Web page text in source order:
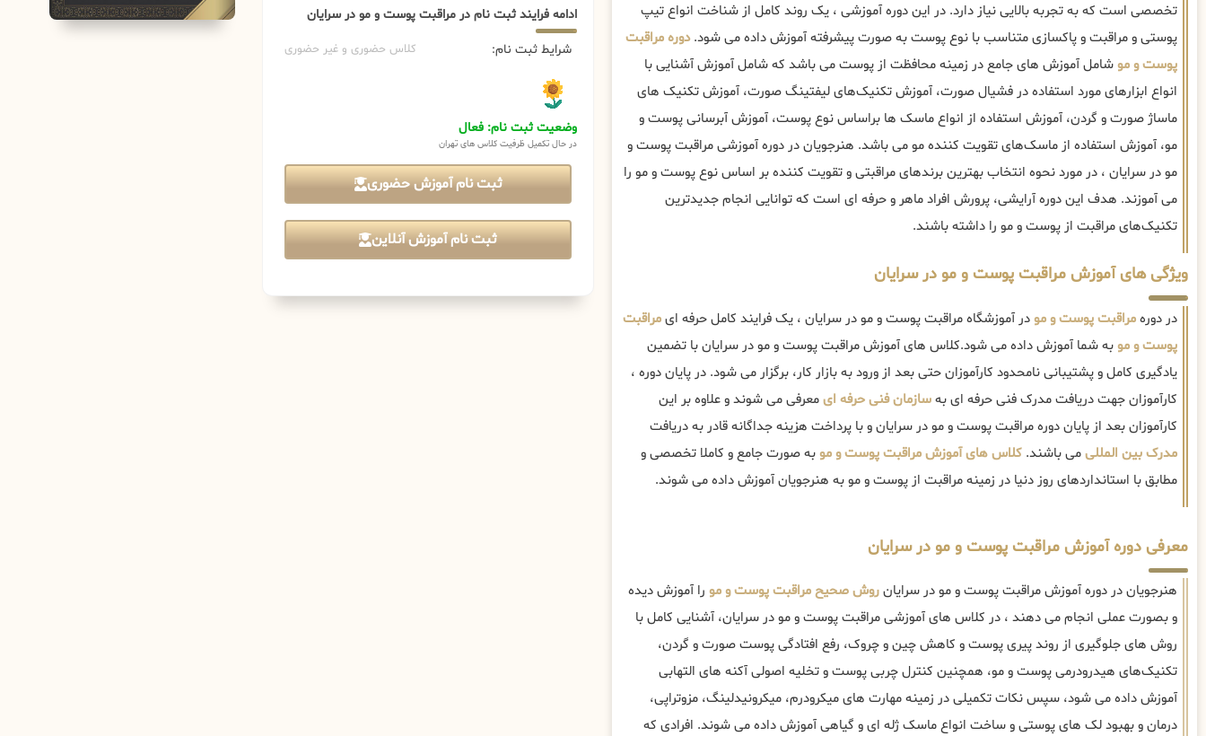
تخصصی است که به تجربه بالایی نیاز دارد. در این دوره آموزشی ، یک روند کامل از شناخت انواع تیپ
پوستی و مراقبت و پاکسازی متناسب با نوع پوست به صورت پیشرفته آموزش داده می شود.دوره مراقبت
پوست و موشامل آموزش های جامع در زمینه محافظت از پوست می باشد که شامل آموزش آشنایی با
انواع ابزارهای مورد استفاده در فشیال صورت، آموزش تکنیک‌های لیفتینگ صورت، آموزش تکنیک های
ماساژ صورت و گردن، آموزش استفاده از انواع ماسک ها براساس نوع پوست، آموزش آبرسانی پوست و
مو، آموزش استفاده از ماسک‌های تقویت کننده مو می باشد. هنرجویان در دوره آموزشی مراقبت پوست و
مو در سرایان ، در مورد نحوه انتخاب بهترین برندهای مراقبتی و تقویت کننده بر اساس نوع پوست و مو را
می آموزند. هدف این دوره آرایشی، پرورش افراد ماهر و حرفه ای است که توانایی انجام جدیدترین
تکنیک‌های مراقبت از پوست و مو را داشته باشند.
ویژگی های آموزش مراقبت پوست و مو در سرایان
در دورهمراقبت پوست و مودر آموزشگاه مراقبت پوست و مو در سرایان ، یک فرایند کامل حرفه ایمراقبت
پوست و موبه شما آموزش داده می شود.کلاس های آموزش مراقبت پوست و مو در سرایان با تضمین
یادگیری کامل و پشتیبانی نامحدود کارآموزان حتی بعد از ورود به بازار کار، برگزار می شود. در پایان دوره ،
کارآموزان جهت دریافت مدرک فنی حرفه ای بهسازمان فنی حرفه ایمعرفی می شوند و علاوه بر این
کارآموزان بعد از پایان دوره مراقبت پوست و مو در سرایان و با پرداخت هزینه جداگانه قادر به دریافت
مدرک بین المللیمی باشند. کلاس های آموزش مراقبت پوست و موبه صورت جامع و کاملا تخصصی و
مطابق با استانداردهای روز دنیا در زمینه مراقبت از پوست و مو به هنرجویان آموزش داده می شوند.
معرفی دوره آموزش مراقبت پوست و مو در سرایان
هنرجویان در دوره آموزش مراقبت پوست و مو در سرایانروش صحیح مراقبت پوست و مو را آموزش دیده
و بصورت عملی انجام می دهند ، در کلاس های آموزشی مراقبت پوست و مو در سرایان، آشنایی کامل با
روش های جلوگیری از روند پیری پوست و کاهش چین و چروک، رفع افتادگی پوست صورت و گردن،
تکنیک‌های هیدرودرمی پوست و مو، همچنین کنترل چربی پوست و تخلیه اصولی آکنه های التهابی
آموزش داده می شود، سپس نکات تکمیلی در زمینه مهارت های میکرودرم، میکرونیدلینگ، مزوتراپی،
درمان و بهبود لک های پوستی و ساخت انواع ماسک ژله ای و گیاهی آموزش داده می شوند. افرادی که
ادامه فرایند ثبت نام در مراقبت پوست و مو در سرایان
شرایط ثبت نام: کلاس حضوری و غیر حضوری
وضعیت ثبت نام: فعال
در حال تکمیل ظرفیت کلاس های تهران
ثبت نام آموزش حضوری
ثبت نام آموزش آنلاین